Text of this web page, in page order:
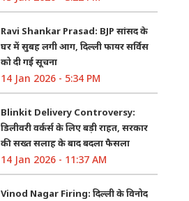
Ravi Shankar Prasad: BJP सांसद के
घर में सुबह लगी आग, दिल्ली फायर सर्विस
को दी गई सूचना
14 Jan 2026 - 5:34 PM
Blinkit Delivery Controversy:
डिलीवरी वर्कर्स के लिए बड़ी राहत, सरकार
की सख्त सलाह के बाद बदला फैसला
14 Jan 2026 - 11:37 AM
Vinod Nagar Firing: दिल्ली के विनोद